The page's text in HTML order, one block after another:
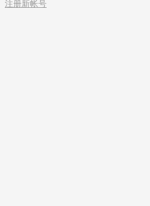
注册新帐号